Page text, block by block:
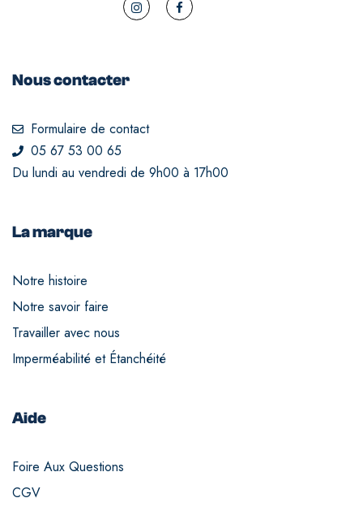
Nous contacter
Formulaire de contact
05 67 53 00 65
Du lundi au vendredi de 9h00 à 17h00
La marque
Notre histoire
Notre savoir faire
Travailler avec nous
Imperméabilité et Étanchéité
Aide
Foire Aux Questions
CGV